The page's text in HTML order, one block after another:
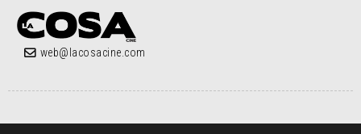
web@lacosacine.com